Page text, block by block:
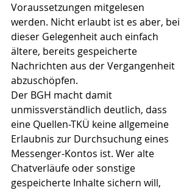
Voraussetzungen mitgelesen
werden. Nicht erlaubt ist es aber, bei
dieser Gelegenheit auch einfach
ältere, bereits gespeicherte
Nachrichten aus der Vergangenheit
abzuschöpfen.
Der BGH macht damit
unmissverständlich deutlich, dass
eine Quellen-TKÜ keine allgemeine
Erlaubnis zur Durchsuchung eines
Messenger-Kontos ist. Wer alte
Chatverläufe oder sonstige
gespeicherte Inhalte sichern will,